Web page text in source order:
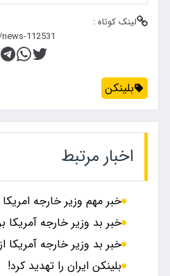
لینک کوتاه :
بلینکن
اخبار مرتبط
خبر مهم وزیر خارجه امریکا
خبر بد وزیر خارجه آمریکا
خبر بد وزیر خارجه آمریکا
بلینکن ایران را تهدید کرد!